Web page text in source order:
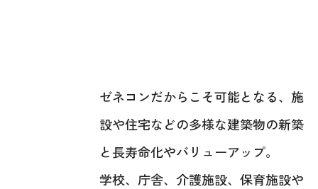
ゼネコンだからこそ可能となる、施
設や住宅などの多様な建築物の新築
と長寿命化やバリューアップ。
学校、庁舎、介護施設、保育施設や